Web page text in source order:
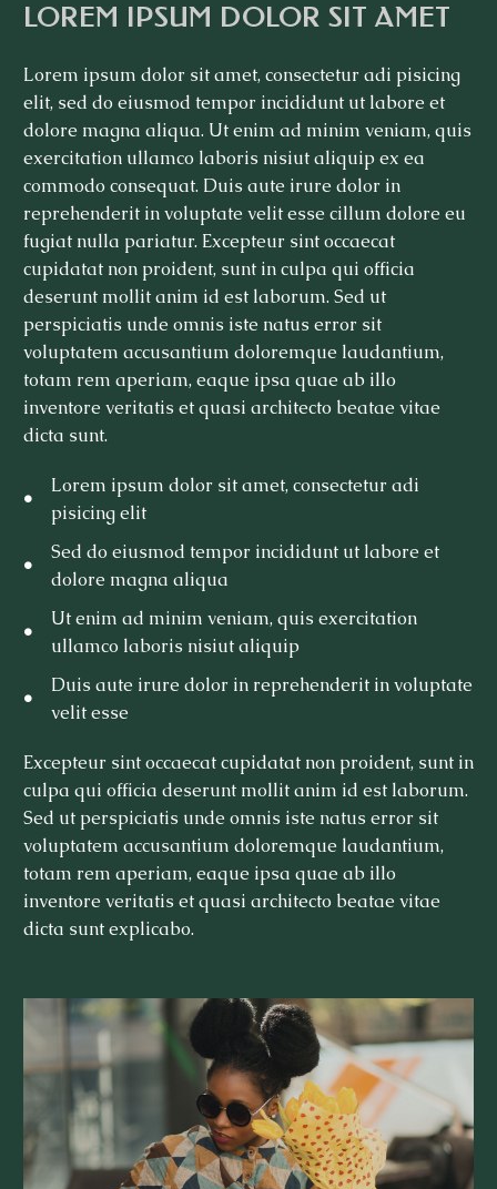
LOREM IPSUM DOLOR SIT AMET
Lorem ipsum dolor sit amet, consectetur adi pisicing
elit, sed do eiusmod tempor incididunt ut labore et
dolore magna aliqua. Ut enim ad minim veniam, quis
exercitation ullamco laboris nisiut aliquip ex ea
commodo consequat. Duis aute irure dolor in
reprehenderit in voluptate velit esse cillum dolore eu
fugiat nulla pariatur. Excepteur sint occaecat
cupidatat non proident, sunt in culpa qui officia
deserunt mollit anim id est laborum. Sed ut
perspiciatis unde omnis iste natus error sit
voluptatem accusantium doloremque laudantium,
totam rem aperiam, eaque ipsa quae ab illo
inventore veritatis et quasi architecto beatae vitae
dicta sunt.
Lorem ipsum dolor sit amet, consectetur adi
pisicing elit
Sed do eiusmod tempor incididunt ut labore et
dolore magna aliqua
Ut enim ad minim veniam, quis exercitation
ullamco laboris nisiut aliquip
Duis aute irure dolor in reprehenderit in voluptate
velit esse
Excepteur sint occaecat cupidatat non proident, sunt in
culpa qui officia deserunt mollit anim id est laborum.
Sed ut perspiciatis unde omnis iste natus error sit
voluptatem accusantium doloremque laudantium,
totam rem aperiam, eaque ipsa quae ab illo
inventore veritatis et quasi architecto beatae vitae
dicta sunt explicabo.